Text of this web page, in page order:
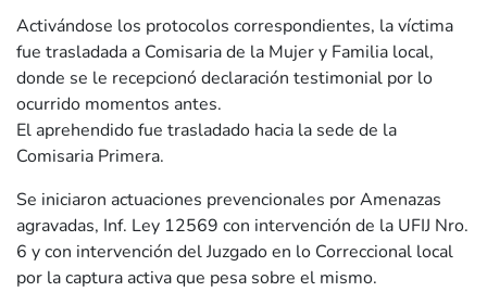
Activándose los protocolos correspondientes, la víctima
fue trasladada a Comisaria de la Mujer y Familia local,
donde se le recepcionó declaración testimonial por lo
ocurrido momentos antes.
El aprehendido fue trasladado hacia la sede de la
Comisaria Primera.
Se iniciaron actuaciones prevencionales por Amenazas
agravadas, Inf. Ley 12569 con intervención de la UFIJ Nro.
6 y con intervención del Juzgado en lo Correccional local
por la captura activa que pesa sobre el mismo.